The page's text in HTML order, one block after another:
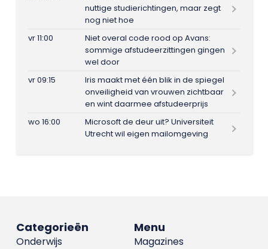
nuttige studierichtingen, maar zegt
nog niet hoe
vr 11:00
Niet overal code rood op Avans:
sommige afstudeerzittingen gingen
wel door
vr 09:15
Iris maakt met één blik in de spiegel
onveiligheid van vrouwen zichtbaar
en wint daarmee afstudeerprijs
wo 16:00
Microsoft de deur uit? Universiteit
Utrecht wil eigen mailomgeving
Menu
Magazines
Categorieën
Onderwijs